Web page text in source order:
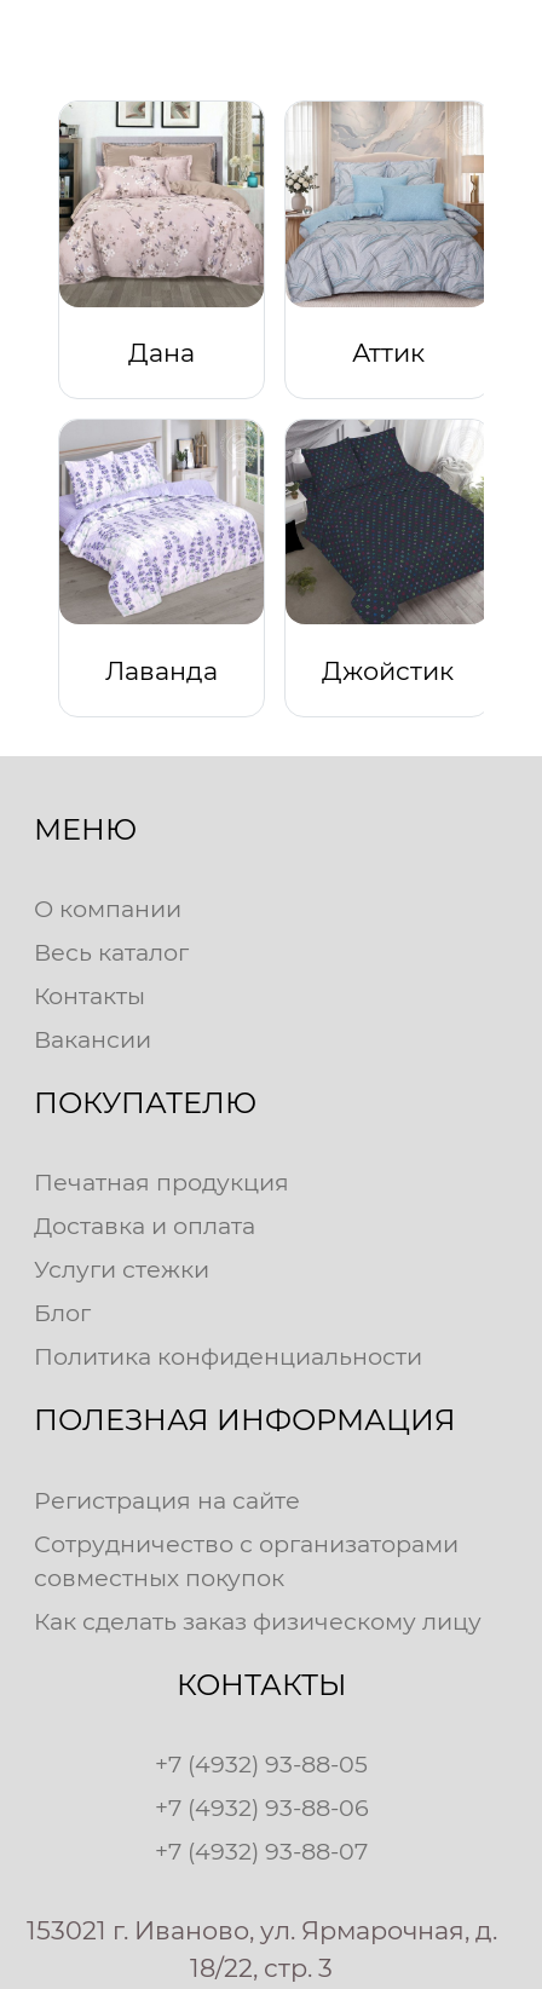
Дана Аттик
Лаванда Джойстик
МЕНЮ
О компании
Весь каталог
Контакты
Вакансии
ПОКУПАТЕЛЮ
Печатная продукция
Доставка и оплата
Услуги стежки
Блог
Политика конфиденциальности
ПОЛЕЗНАЯ ИНФОРМАЦИЯ
Регистрация на сайте
Сотрудничество с организаторами
совместных покупок
Как сделать заказ физическому лицу
КОНТАКТЫ
+7 (4932) 93-88-05
+7 (4932) 93-88-06
+7 (4932) 93-88-07
153021 г. Иваново, ул. Ярмарочная, д.
18/22, стр. 3